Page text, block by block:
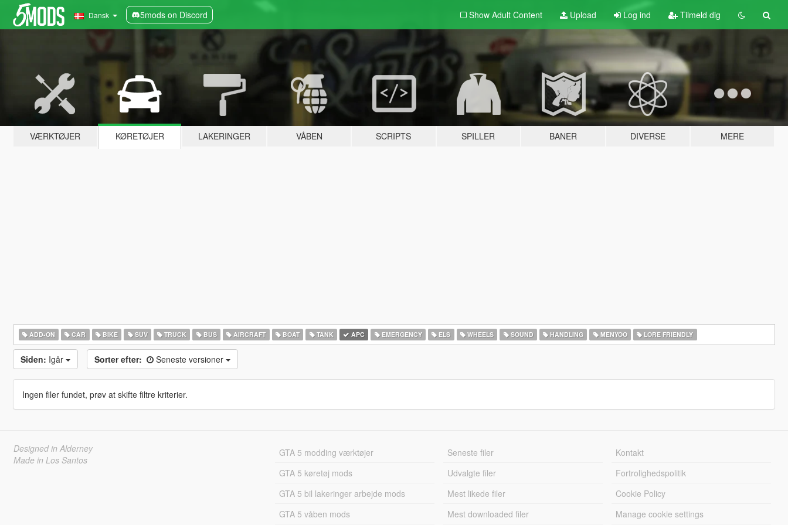
Dansk 5mods on Discord Show Adult Content Upload Log ind Tilmeld dig
VÆRKTØJER KØRETØJER LAKERINGER VÅBEN SCRIPTS SPILLER BANER DIVERSE MERE
ADD-ON CAR BIKE SUV TRUCK BUS AIRCRAFT BOAT TANK APC EMERGENCY ELS WHEELS SOUND HANDLING MENYOO LORE FRIENDLY
Siden: Igår Sorter efter: Seneste versioner
Ingen filer fundet, prøv at skifte filtre kriterier.
Designed in Alderney
Made in Los Santos
GTA 5 modding værktøjer
GTA 5 køretøj mods
GTA 5 bil lakeringer arbejde mods
GTA 5 våben mods
Seneste filer
Udvalgte filer
Mest likede filer
Mest downloaded filer
Kontakt
Fortrolighedspolitik
Cookie Policy
Manage cookie settings